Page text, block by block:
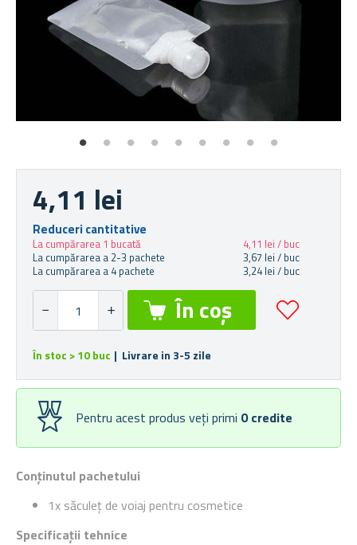
Conținutul pachetului
1x săculeț de voiaj pentru cosmetice
Specificații tehnice
4,11 lei
Reduceri cantitative
La cumpărarea 1 bucată
4,11 lei / buc
La cumpărarea a 2-3 pachete
3,67 lei / buc
La cumpărarea a 4 pachete
3,24 lei / buc
În stoc > 10 buc | Livrare in 3-5 zile
Pentru acest produs veți primi 0 credite